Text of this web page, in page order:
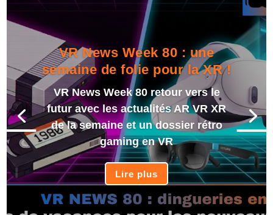
VR News Week 80 : une
semaine de folie pour la XR !
VR News Week 80 retour vers le
futur avec les actualités AR VR XR
de la semaine et un dossier rétro
gaming en VR
Lire plus